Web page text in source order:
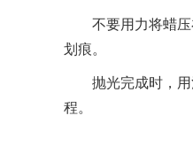
不要用力将蜡压在
划痕。
抛光完成时，用沾
程。